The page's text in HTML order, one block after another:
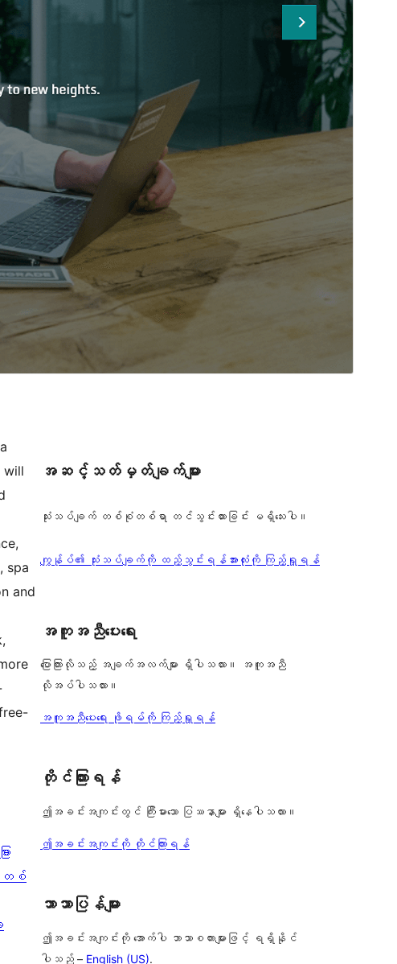
will
spa
and
ား
တစ်
အဆင့်သတ်မှတ်ချက်များ
သုံးသပ်ချက် တစ်စုံတစ်ရာ တင်သွင်းထားခြင်း မရှိသေးပါ။
ကျွန်ုပ်၏ သုံးသပ်ချက်ကို ထည့်သွင်းရန်သုံးသပ်
အားလုံးကို ကြည့်ရှုရန်
အကူအညီပေးရေး
ပြောကြားလိုသည့် အချက်အလက်များ ရှိပါသလား။ အကူအညီ
လိုအပ်ပါသလား။
အကူအညီပေးရေး ဖိုရမ်ကို ကြည့်ရှုရန်
တိုင်ကြားရန်
ဤအခင်းအကျင်းတွင် ကြီးမားသော ပြဿနာများ ရှိနေပါသလား။
ဤအခင်းအကျင်းကို တိုင်ကြားရန်
ဘာသာပြန်များ
ဤအခင်းအကျင်းကို အောက်ပါ ဘာသာစကားများဖြင့် ရရှိနိုင်
ပါသည် – English (US).